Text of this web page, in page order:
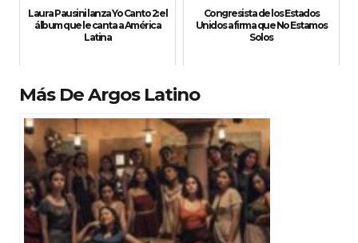
Laura Pausini lanza Yo Canto 2: el
álbum que le canta a América
Latina
Congresista de los Estados
Unidos afirma que No Estamos
Solos
Más De Argos Latino